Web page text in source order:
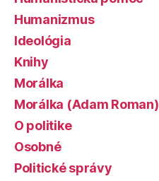
Humanizmus
Ideológia
Knihy
Morálka
Morálka (Adam Roman)
O politike
Osobné
Politické správy